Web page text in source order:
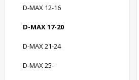
D-MAX 12-16
D-MAX 17-20
D-MAX 21-24
D-MAX 25-